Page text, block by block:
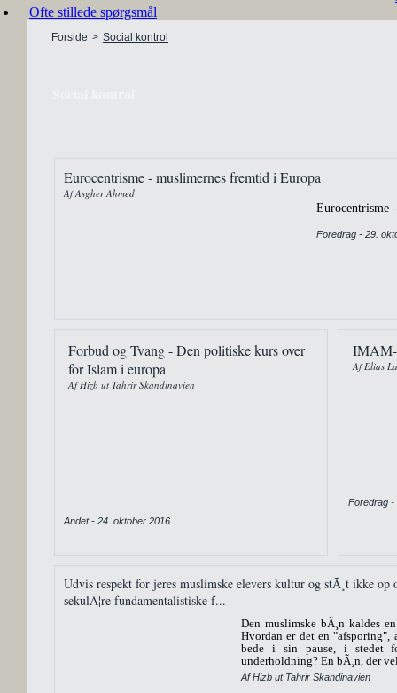
Ofte stillede spørgsmål
Forside > Social kontrol
Eurocentrisme - muslimernes fremtid i Europa
Af Asgher Ahmed
Eurocentrisme
Foredrag - 29.
Forbud og Tvang - Den politiske kurs over
for Islam i europa
Af Hizb ut Tahrir Skandinavien
Andet - 24. oktober 2016
Af Elias
Foredrag -
Udvis respekt for jeres muslimske elevers kultur og stÃ¸t ikke op
sekulÃ¦re fundamentalistiske f...
Den muslimske bÃ¸n kaldes
Hvordan er det en
bede i sin pause, i stedet
underholdning? En bÃ¸n, der
Af Hizb ut Tahrir Skandinavien